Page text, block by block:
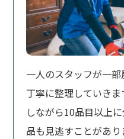
一人のスタッフが一
丁寧に整理していき
しながら10品目以上
品も見逃すことがあ